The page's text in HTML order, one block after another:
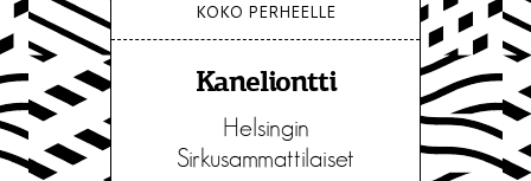
KOKO PERHEELLE
Kaneliontti
Helsingin
Sirkusammattilaiset